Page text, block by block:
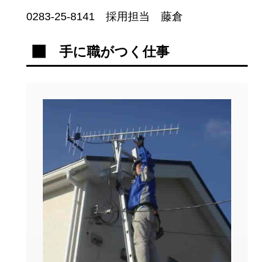
0283-25-8141 採用担当 藤倉
手に職がつく仕事